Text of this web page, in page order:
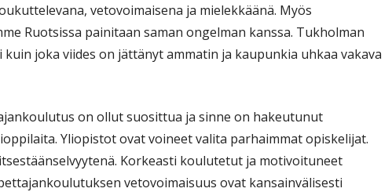
vetovoimaisena ja mielekkäänä. Myös
Ruotsissa painitaan saman ongelman kanssa. Tukholman
kuin joka viides on jättänyt ammatin ja kaupunkia uhkaa vakava
on ollut suosittua ja sinne on hakeutunut
Yliopistot ovat voineet valita parhaimmat opiskelijat.
Korkeasti koulutetut ja motivoituneet
vetovoimaisuus ovat kansainvälisesti